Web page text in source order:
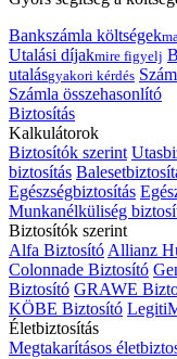
Bankszámla költségek
Utalási díjakmire figyelj
utalásgyakori kérdés
Számla összehasonlító
Biztosítás
Kalkulátorok
Biztosítók szerint
biztosítás
Egészségbiztosítás
Munkanélküliség
Biztosítók szerint
Alfa Biztosító Allianz
Colonnade Biztosító
Biztosító GRAWE
KÖBE Biztosító
Életbiztosítás
Megtakarításos